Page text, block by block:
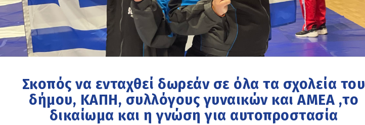
Σκοπός να ενταχθεί δωρεάν σε όλα τα σχολεία του
δήμου, ΚΑΠΗ, συλλόγους γυναικών και ΑΜΕΑ ,το
δικαίωμα και η γνώση για αυτοπροστασία